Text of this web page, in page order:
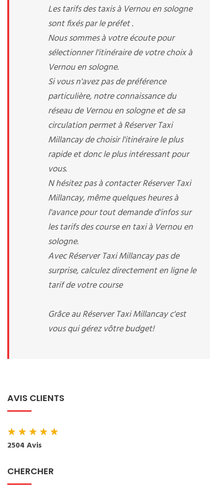
Les tarifs des taxis à Vernou en sologne
sont fixés par le préfet .
Nous sommes à votre écoute pour
sélectionner l'itinéraire de votre choix à
Vernou en sologne.
Si vous n'avez pas de préférence
particulière, notre connaissance du
réseau de Vernou en sologne et de sa
circulation permet à Réserver Taxi
Millancay de choisir l'itinéraire le plus
rapide et donc le plus intéressant pour
vous.
N hésitez pas à contacter Réserver Taxi
Millancay, même quelques heures à
l'avance pour tout demande d'infos sur
les tarifs des course en taxi à Vernou en
sologne.
Avec Réserver Taxi Millancay pas de
surprise, calculez directement en ligne le
tarif de votre course
Grâce au Réserver Taxi Millancay c'est
vous qui gérez vôtre budget!
AVIS CLIENTS
★★★★★
2504 Avis
CHERCHER